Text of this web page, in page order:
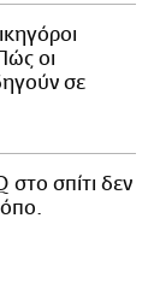
οι
σε
στο σπίτι δεν